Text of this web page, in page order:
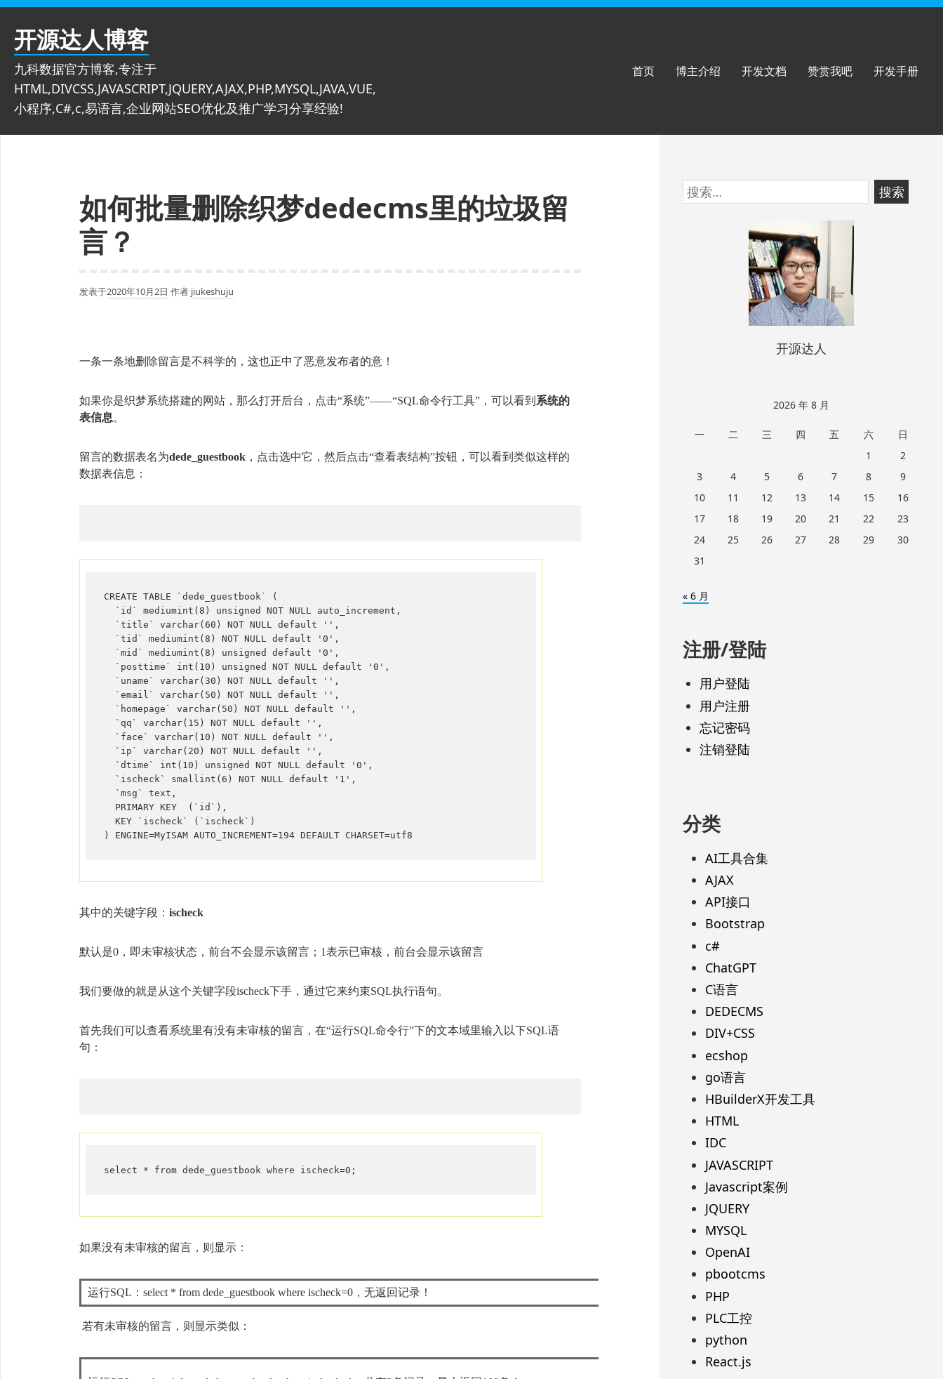
跳
开源达人博客
九科数据官方博客,专注于
HTML,DIVCSS,JAVASCRIPT,JQUERY,AJAX,PHP,MYSQL,JAVA,VUE,
小程序,C#,c,易语言,企业网站SEO优化及推广学习分享经验!
首页 博主介绍 开发文档 赞赏我吧 开发手册
如何批量删除织梦dedecms里的垃圾留
言？
发表于2020年10月2日 作者 jiukeshuju
一条一条地删除留言是不科学的，这也正中了恶意发布者的意！
如果你是织梦系统搭建的网站，那么打开后台，点击“系统”——“SQL命令行工具”，可以看到 系统的
表信息。
留言的数据表名为dede_guestbook ，点击选中它，然后点击“查看表结构”按钮，可以看到类似这样的
数据表信息：
CREATE TABLE `dede_guestbook` (
  `id` mediumint(8) unsigned NOT NULL auto_increment,
  `title` varchar(60) NOT NULL default '',
  `tid` mediumint(8) NOT NULL default '0',
  `mid` mediumint(8) unsigned default '0',
  `posttime` int(10) unsigned NOT NULL default '0',
  `uname` varchar(30) NOT NULL default '',
  `email` varchar(50) NOT NULL default '',
  `homepage` varchar(50) NOT NULL default '',
  `qq` varchar(15) NOT NULL default '',
  `face` varchar(10) NOT NULL default '',
  `ip` varchar(20) NOT NULL default '',
  `dtime` int(10) unsigned NOT NULL default '0',
  `ischeck` smallint(6) NOT NULL default '1',
  `msg` text,
  PRIMARY KEY  (`id`),
  KEY `ischeck` (`ischeck`)
) ENGINE=MyISAM AUTO_INCREMENT=194 DEFAULT CHARSET=utf8
其中的关键字段： ischeck
默认是0，即未审核状态，前台不会显示该留言；1表示已审核，前台会显示该留言
我们要做的就是从这个关键字段ischeck下手，通过它来约束SQL执行语句。
首先我们可以查看系统里有没有未审核的留言，在“运行SQL命令行”下的文本域里输入以下SQL语
句：
select * from dede_guestbook where ischeck=0;
如果没有未审核的留言，则显示：
运行SQL：select * from dede_guestbook where ischeck=0，无返回记录！
若有未审核的留言，则显示类似：
跳
至
搜
索：
开源达人
2026 年 8 月
一 二 三 四 五 六
日
1
2
3
4 5 6 7 8
9
10
11 12 13 14 15
16
17
18 19 20 21 22
23
24
25 26 27 28 29
30
31
« 6 月
注册/登陆
用户登陆
用户注册
忘记密码
注销登陆
分类
AI工具合集
AJAX
API接口
Bootstrap
c#
ChatGPT
C语言
DEDECMS
DIV+CSS
ecshop
go语言
HBuilderX开发工具
HTML
IDC
JAVASCRIPT
Javascript案例
JQUERY
MYSQL
OpenAI
pbootcms
PHP
PLC工控
python
React.js